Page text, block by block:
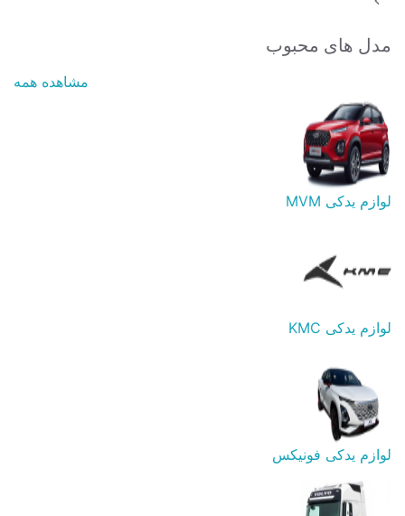
مدل های محبوب
مشاهده همه
لوازم یدکی MVM
لوازم یدکی KMC
لوازم یدکی فونیکس